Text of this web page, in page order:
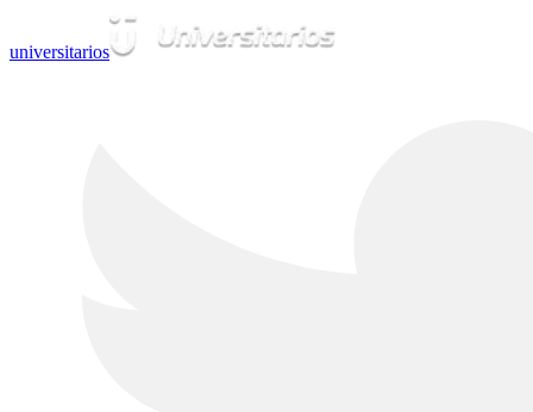
universitarios